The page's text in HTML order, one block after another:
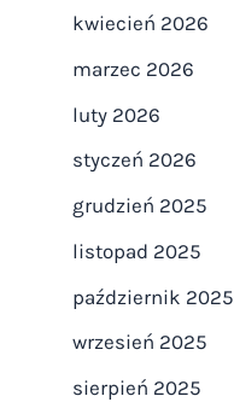
kwiecień 2026
marzec 2026
luty 2026
styczeń 2026
grudzień 2025
listopad 2025
październik 2025
wrzesień 2025
sierpień 2025